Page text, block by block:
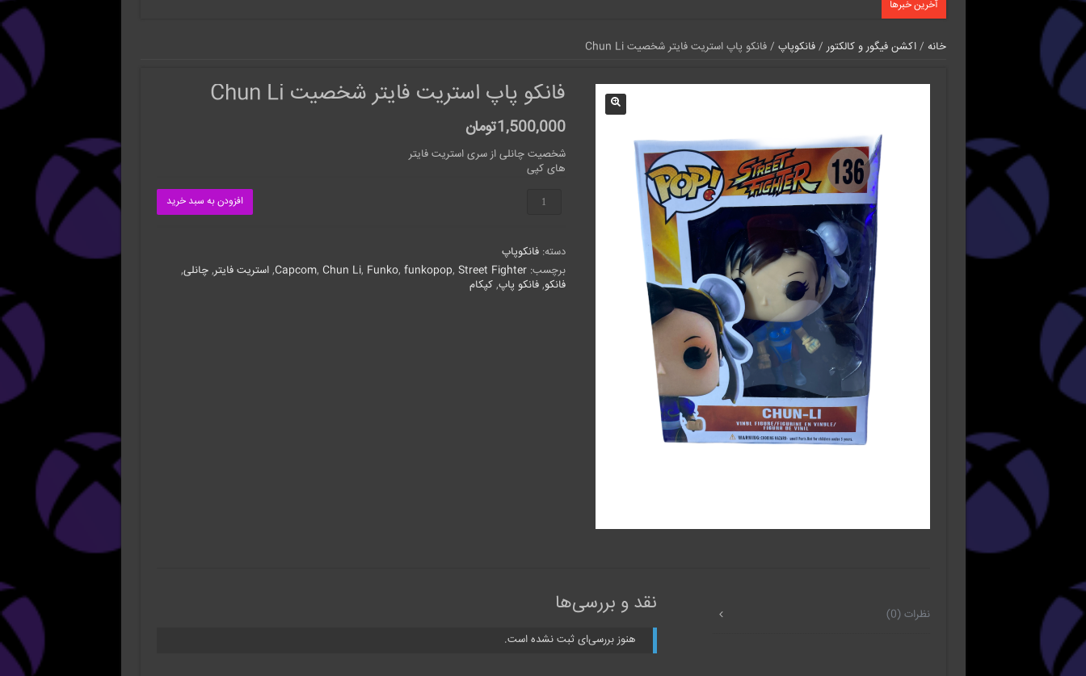
آخرین خبرها
خانه /اکشن فیگور و کالکتور/فانکوپاپ / فانکو پاپ استریت فایتر شخصیت Chun Li
فانکو پاپ استریت فایتر شخصیت Chun Li
1,500,000تومان
شخصیت چانلی از سری استریت فایتر
های کپی
شخصیت
Chun
Li
افزودن به سبد خرید
دسته: فانکوپاپ
برچسب:
Capcom,Chun Li, Funko,funkopop,Street Fighter
, استریت فایتر, چانلی,
فانکو, فانکو پاپ, کپکام
نظرات (0) نقد و بررسی‌ها
هنوز بررسی‌ای ثبت نشده است.